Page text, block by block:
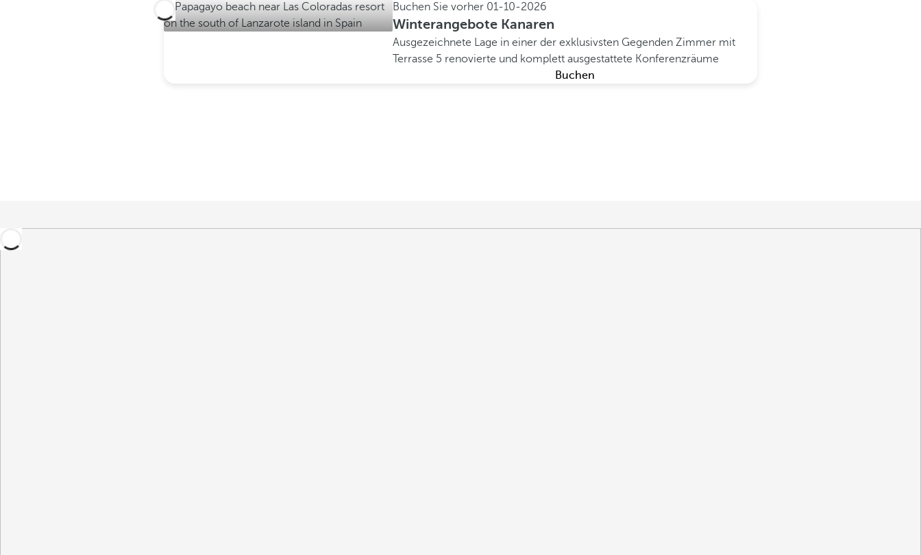
Buchen Sie vorher 01-10-2026
Winterangebote Kanaren
Ausgezeichnete Lage in einer der exklusivsten Gegenden Zimmer mit
Terrasse 5 renovierte und komplett ausgestattete Konferenzräume
Buchen